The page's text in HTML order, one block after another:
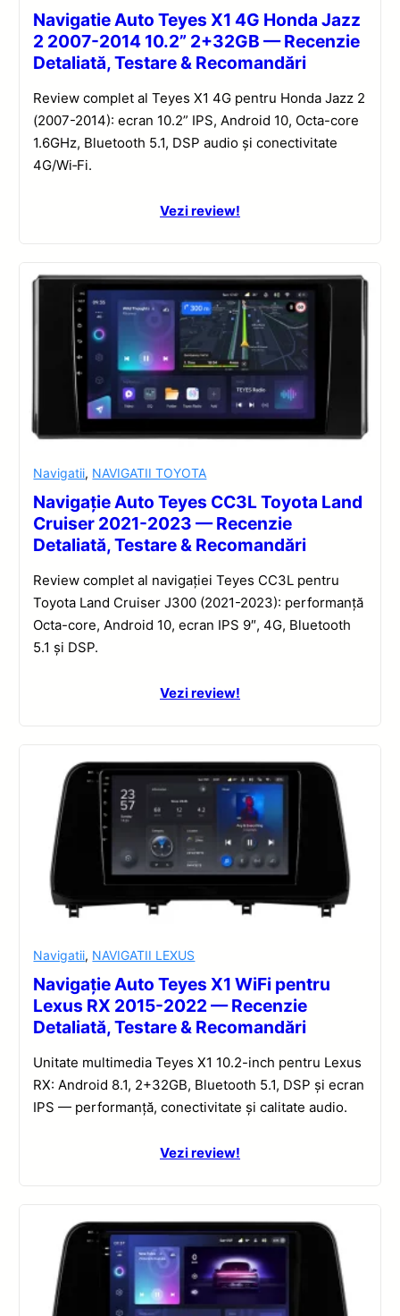
Navigatie Auto Teyes X1 4G Honda Jazz
2 2007-2014 10.2” 2+32GB — Recenzie
Detaliată, Testare & Recomandări
Review complet al Teyes X1 4G pentru Honda Jazz 2
(2007-2014): ecran 10.2” IPS, Android 10, Octa-core
1.6GHz, Bluetooth 5.1, DSP audio și conectivitate
4G/Wi‑Fi.
Vezi review!
Navigatii, NAVIGATII TOYOTA
Navigație Auto Teyes CC3L Toyota Land
Cruiser 2021-2023 — Recenzie
Detaliată, Testare & Recomandări
Review complet al navigației Teyes CC3L pentru
Toyota Land Cruiser J300 (2021-2023): performanță
Octa-core, Android 10, ecran IPS 9″, 4G, Bluetooth
5.1 și DSP.
Vezi review!
Navigatii, NAVIGATII LEXUS
Navigație Auto Teyes X1 WiFi pentru
Lexus RX 2015-2022 — Recenzie
Detaliată, Testare & Recomandări
Unitate multimedia Teyes X1 10.2-inch pentru Lexus
RX: Android 8.1, 2+32GB, Bluetooth 5.1, DSP și ecran
IPS — performanță, conectivitate și calitate audio.
Vezi review!